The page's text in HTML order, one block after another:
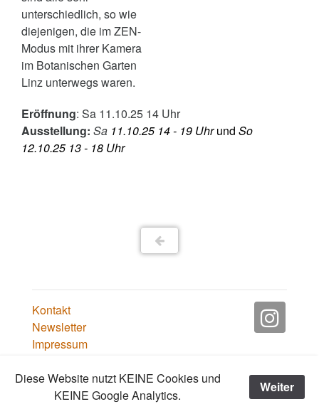
unterschiedlich, so wie
diejenigen, die im ZEN-
Modus mit ihrer Kamera
im Botanischen Garten
Linz unterwegs waren.
Eröffnung: Sa 11.10.25 14 Uhr
Ausstellung: Sa 11.10.25 14 - 19 Uhrund So
12.10.25 13 - 18 Uhr
Kontakt
Newsletter
Impressum
Copyright ©
Tummelplatz Galerie
Diese Website nutzt KEINE Cookies und
KEINE Google Analytics.
Weiter